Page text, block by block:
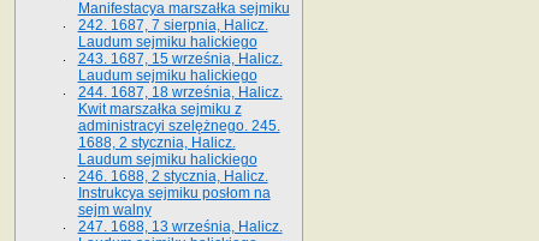
Manifestacya marszałka sejmiku
242. 1687, 7 sierpnia, Halicz.
Laudum sejmiku halickiego
243. 1687, 15 września, Halicz.
Laudum sejmiku halickiego
244. 1687, 18 września, Halicz.
Kwit marszałka sejmiku z
administracyi szelężnego. 245.
1688, 2 stycznia, Halicz.
Laudum sejmiku halickiego
246. 1688, 2 stycznia, Halicz.
Instrukcya sejmiku posłom na
sejm walny
247. 1688, 13 września, Halicz.